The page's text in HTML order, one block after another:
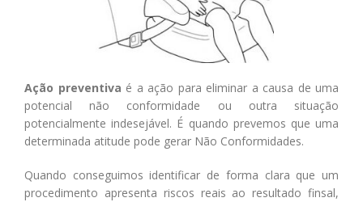
Ação preventiva é a ação para eliminar a causa de uma
potencial não conformidade ou outra situação
potencialmente indesejável. É quando prevemos que uma
determinada atitude pode gerar Não Conformidades.
Quando conseguimos identificar de forma clara que um
procedimento apresenta riscos reais ao resultado finsal,